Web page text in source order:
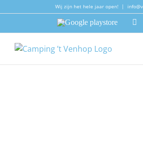
naar
Wij zijn het hele jaar open! |
Google